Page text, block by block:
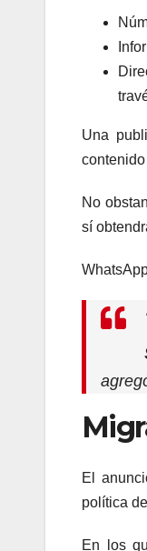
Una
No
sí
El
política
En los